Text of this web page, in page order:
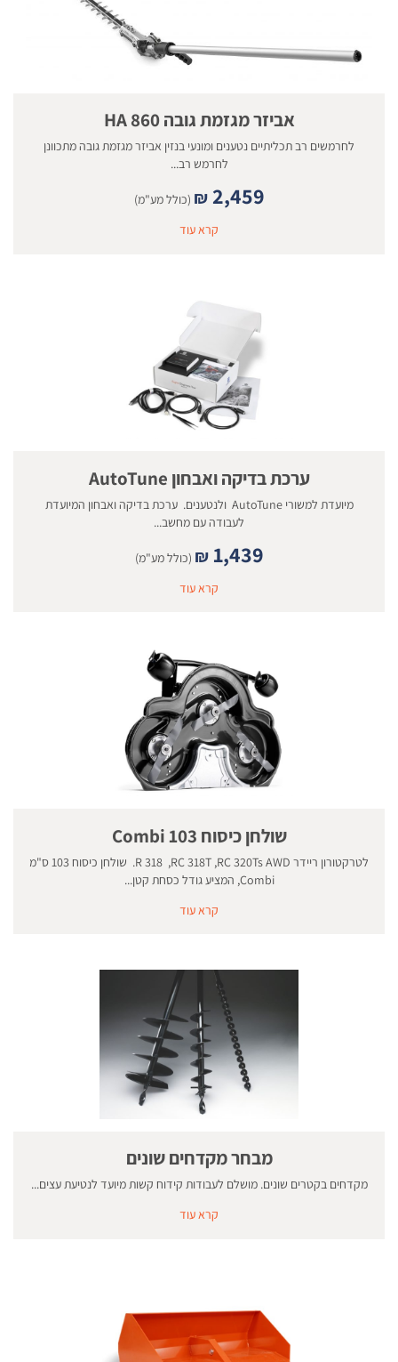
אביזר מגזמת גובה 860 HA
לחרמשים רב תכליתיים נטענים ומונעי בנזין אביזר מגזמת גובה מתכוונן
לחרמש רב...
₪ 2,459
(כולל מע"מ)
קרא עוד
ערכת בדיקה ואבחון AutoTune
מיועדת למשורי AutoTune ולנטענים. ערכת בדיקה ואבחון המיועדת
לעבודה עם מחשב...
₪ 1,439
(כולל מע"מ)
קרא עוד
שולחן כיסוח 103 Combi
לטרקטורון ריידר R 318 ,RC 318T ,RC 320Ts AWD. שולחן כיסוח 103 ס"מ
Combi, המציע גודל כסחת קטן...
קרא עוד
מבחר מקדחים שונים
מקדחים בקטרים שונים. מושלם לעבודות קידוח קשות מיועד לנטיעת עצים...
קרא עוד